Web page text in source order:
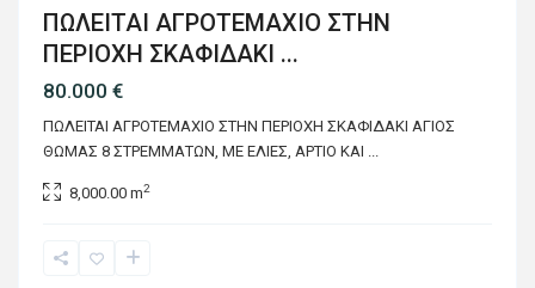
ΠΩΛΕΙΤΑΙ ΑΓΡΟΤΕΜΑΧΙΟ ΣΤΗΝ
ΠΕΡΙΟΧΗ ΣΚΑΦΙΔΑΚΙ ...
80.000 €
ΠΩΛΕΙΤΑΙ ΑΓΡΟΤΕΜΑΧΙΟ ΣΤΗΝ ΠΕΡΙΟΧΗ ΣΚΑΦΙΔΑΚΙ ΑΓΙΟΣ
ΘΩΜΑΣ 8 ΣΤΡΕΜΜΑΤΩΝ, ΜΕ ΕΛΙΕΣ, ΑΡΤΙΟ ΚΑΙ ...
8,000.00 m2